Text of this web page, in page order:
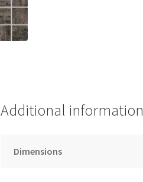
Additional information
Dimensions